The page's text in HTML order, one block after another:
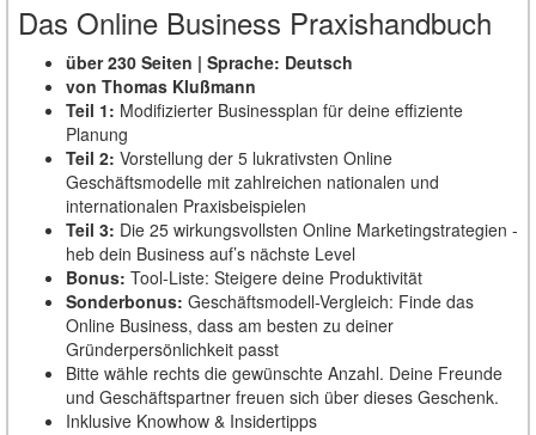
Das Online Business Praxishandbuch
über 230 Seiten | Sprache: Deutsch
von Thomas Klußmann
Teil 1: Modifizierter Businessplan für deine effiziente
Planung
Teil 2: Vorstellung der 5 lukrativsten Online
Geschäftsmodelle mit zahlreichen nationalen und
internationalen Praxisbeispielen
Teil 3: Die 25 wirkungsvollsten Online Marketingstrategien -
heb dein Business auf’s nächste Level
Bonus: Tool-Liste: Steigere deine Produktivität
Sonderbonus: Geschäftsmodell-Vergleich: Finde das
Online Business, dass am besten zu deiner
Gründerpersönlichkeit passt
Bitte wähle rechts die gewünschte Anzahl. Deine Freunde
und Geschäftspartner freuen sich über dieses Geschenk.
Inklusive Knowhow & Insidertipps